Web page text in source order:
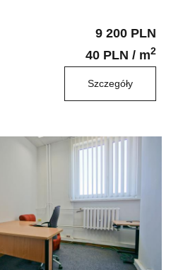
9 200 PLN
40 PLN / m2
Szczegóły